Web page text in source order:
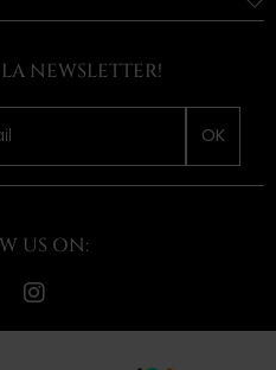
NEWSLETTER!
OK
US ON: